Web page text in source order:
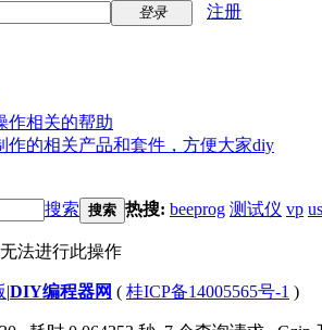
登录
注册
作相关的帮助
作的相关产品和套件，方便大家diy
搜索 搜索 热搜: beeprog 测试仪 vp
法进行此操作
|DIY编程器网 ( 桂ICP备14005565号-1 )